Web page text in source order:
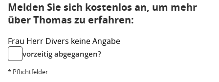
Melden Sie sich kostenlos an, um mehr
über Thomas zu erfahren:
Frau Herr Divers keine Angabe
vorzeitig abgegangen?
* Pflichtfelder